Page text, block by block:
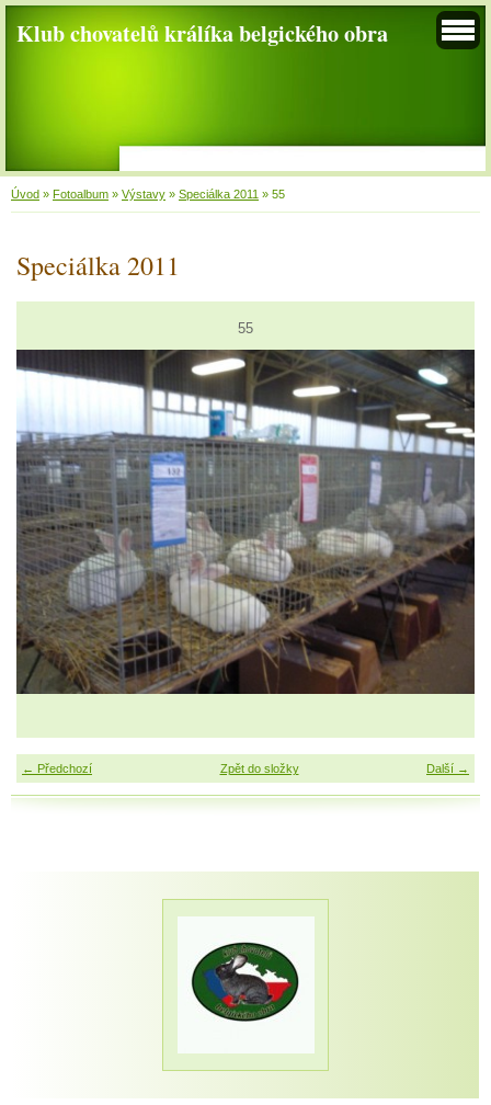
Klub chovatelů králíka belgického obra
Úvod » Fotoalbum » Výstavy » Speciálka 2011 » 55
Speciálka 2011
55
← Předchozí Další →
Zpět do složky